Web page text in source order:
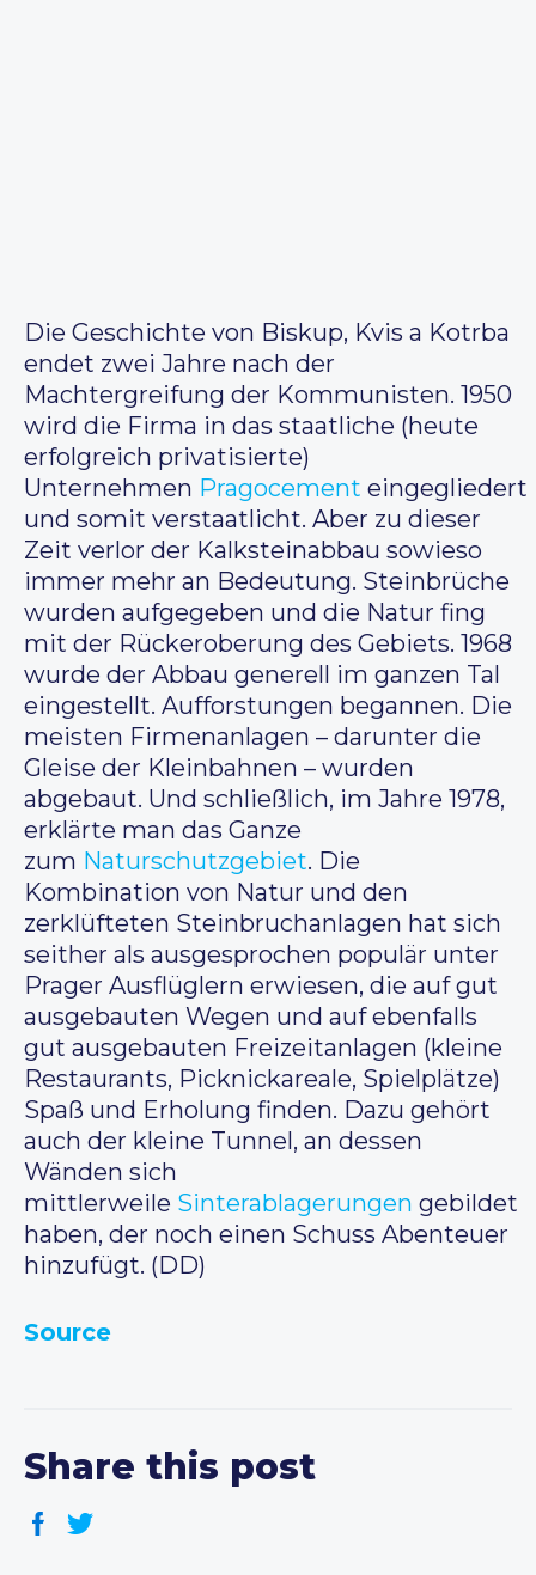
Die Geschichte von Biskup, Kvis a Kotrba
endet zwei Jahre nach der
Machtergreifung der Kommunisten. 1950
wird die Firma in das staatliche (heute
erfolgreich privatisierte)
Unternehmen Pragocement eingegliedert
und somit verstaatlicht. Aber zu dieser
Zeit verlor der Kalksteinabbau sowieso
immer mehr an Bedeutung. Steinbrüche
wurden aufgegeben und die Natur fing
mit der Rückeroberung des Gebiets. 1968
wurde der Abbau generell im ganzen Tal
eingestellt. Aufforstungen begannen. Die
meisten Firmenanlagen – darunter die
Gleise der Kleinbahnen – wurden
abgebaut. Und schließlich, im Jahre 1978,
erklärte man das Ganze
zum Naturschutzgebiet. Die
Kombination von Natur und den
zerklüfteten Steinbruchanlagen hat sich
seither als ausgesprochen populär unter
Prager Ausflüglern erwiesen, die auf gut
ausgebauten Wegen und auf ebenfalls
gut ausgebauten Freizeitanlagen (kleine
Restaurants, Picknickareale, Spielplätze)
Spaß und Erholung finden. Dazu gehört
auch der kleine Tunnel, an dessen
Wänden sich
mittlerweile Sinterablagerungen gebildet
haben, der noch einen Schuss Abenteuer
hinzufügt. (DD)
Source
Share this post